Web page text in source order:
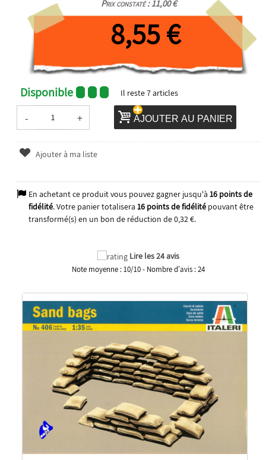
Prix constaté : 11,00 €
8,55 €
Disponible Il reste7articles
- + AJOUTER AU PANIER
Ajouter à ma liste
En achetant ce produit vous pouvez gagner jusqu'à 16points de
fidélité. Votre panier totalisera 16points de fidélitépouvant être
transformé(s) en un bon de réduction de0,32 €.
Lire les 24 avis
Note moyenne :10/10- Nombre d'avis :24